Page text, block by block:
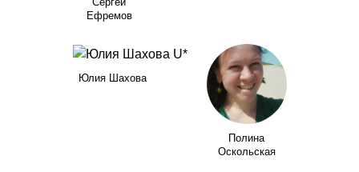
Сергей
Ефремов
Юлия Шахова
Полина
Оскольская